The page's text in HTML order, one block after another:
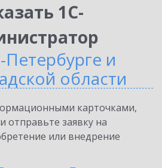
1С-
Петербурге и
области
карточками,
отправьте заявку на
или внедрение